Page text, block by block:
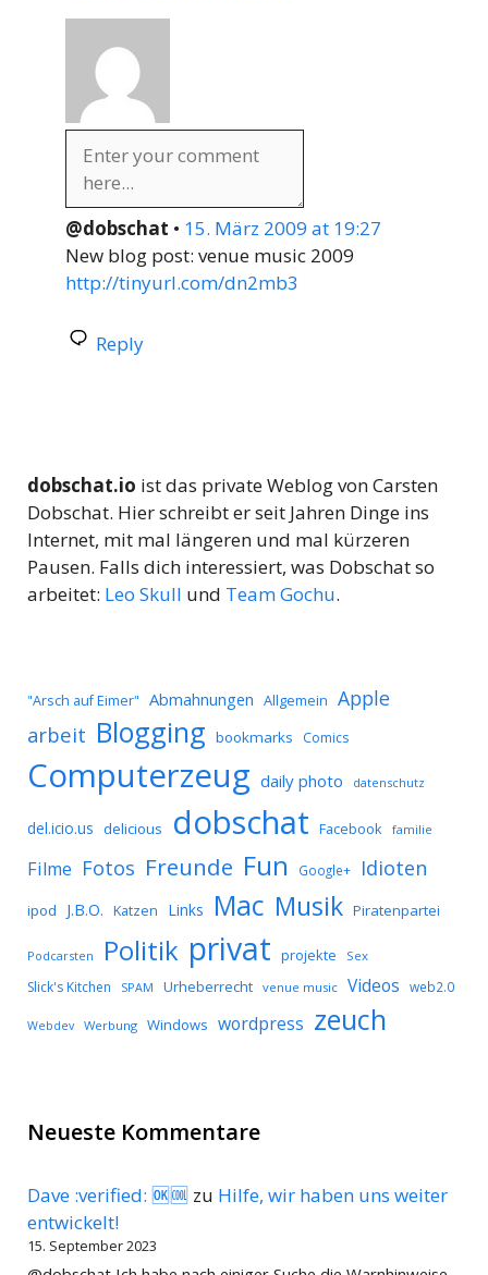
@dobschat • 15. März 2009 at 19:27
New blog post: venue music 2009
http://tinyurl.com/dn2mb3
Reply
dobschat.io ist das private Weblog von Carsten
Dobschat. Hier schreibt er seit Jahren Dinge ins
Internet, mit mal längeren und mal kürzeren
Pausen. Falls dich interessiert, was Dobschat so
arbeitet: Leo Skull und Team Gochu.
"Arsch auf Eimer" Abmahnungen Allgemein Apple
arbeit Blogging bookmarks Comics
Computerzeug daily photo datenschutz
del.icio.us delicious dobschat Facebook familie
Filme Fotos Freunde Fun Google+ Idioten
ipod J.B.O. Katzen Links Mac Musik Piratenpartei
Podcarsten Politik privat projekte Sex
Slick's Kitchen SPAM Urheberrecht venue music Videos web2.0
Webdev Werbung Windows wordpress zeuch
Neueste Kommentare
Dave :verified: 🆗🆒 zu Hilfe, wir haben uns weiter
entwickelt!
15. September 2023